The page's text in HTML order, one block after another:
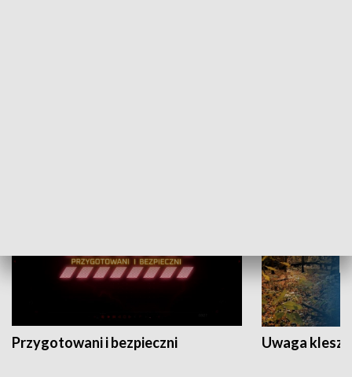
Przygotowani i bezpieczni Uwaga